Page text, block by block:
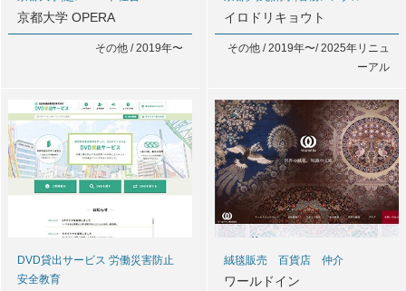
京都大学 OPERA
その他 / 2019年〜
イロドリキョウト
その他 / 2019年〜/ 2025年リニュ
ーアル
DVD貸出サービス 労働災害防止
安全教育
絨毯販売 百貨店 仲介
ワールドイン